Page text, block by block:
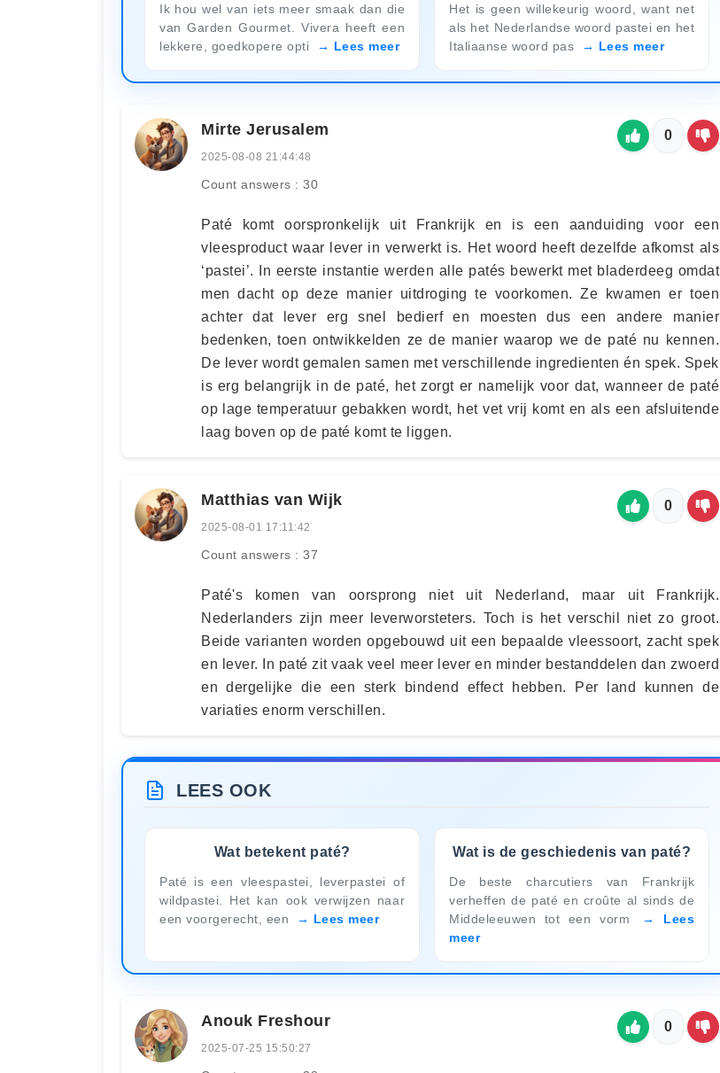
Ik hou wel van iets meer smaak dan die
van Garden Gourmet. Vivera heeft een
lekkere, goedkopere opti
Lees meer
Het is geen willekeurig woord, want net
als het Nederlandse woord pastei en het
Italiaanse woord pas
Lees meer
Mirte Jerusalem
2025-08-08 21:44:48
Count answers : 30
0
Paté komt oorspronkelijk uit Frankrijk en is een aanduiding voor een
vleesproduct waar lever in verwerkt is. Het woord heeft dezelfde afkomst als
‘pastei’. In eerste instantie werden alle patés bewerkt met bladerdeeg omdat
men dacht op deze manier uitdroging te voorkomen. Ze kwamen er toen
achter dat lever erg snel bedierf en moesten dus een andere manier
bedenken, toen ontwikkelden ze de manier waarop we de paté nu kennen.
De lever wordt gemalen samen met verschillende ingredienten én spek. Spek
is erg belangrijk in de paté, het zorgt er namelijk voor dat, wanneer de paté
op lage temperatuur gebakken wordt, het vet vrij komt en als een afsluitende
laag boven op de paté komt te liggen.
Matthias van Wijk
2025-08-01 17:11:42
Count answers : 37
0
Paté's komen van oorsprong niet uit Nederland, maar uit Frankrijk.
Nederlanders zijn meer leverworsteters. Toch is het verschil niet zo groot.
Beide varianten worden opgebouwd uit een bepaalde vleessoort, zacht spek
en lever. In paté zit vaak veel meer lever en minder bestanddelen dan zwoerd
en dergelijke die een sterk bindend effect hebben. Per land kunnen de
variaties enorm verschillen.
LEES OOK
Wat betekent paté?
Paté is een vleespastei, leverpastei of
wildpastei. Het kan ook verwijzen naar
een voorgerecht, een
Lees meer
Wat is de geschiedenis van paté?
De beste charcutiers van Frankrijk
verheffen de paté en croûte al sinds de
Middeleeuwen tot een vorm
Lees
meer
Anouk Freshour
2025-07-25 15:50:27
0